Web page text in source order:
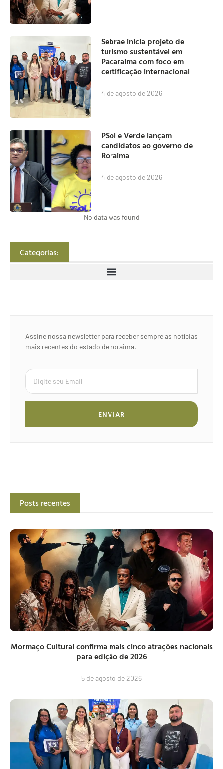
Sebrae inicia projeto de
turismo sustentável em
Pacaraima com foco em
certificação internacional
4 de agosto de 2026
PSol e Verde lançam
candidatos ao governo de
Roraima
4 de agosto de 2026
No data was found
Categorias:
Assine nossa newsletter para receber sempre as notícias
mais recentes do estado de roraima.
ENVIAR
Posts recentes
Mormaço Cultural confirma mais cinco atrações nacionais
para edição de 2026
5 de agosto de 2026